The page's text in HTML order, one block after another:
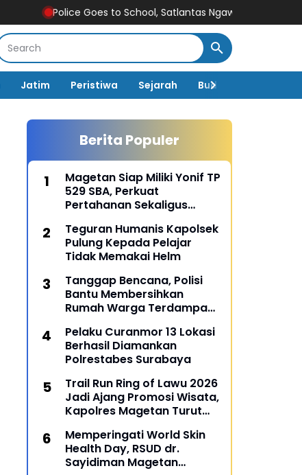
Police Goes to School, Satlantas Ngawi Tanamkan Tertib Lalu
Jatim Peristiwa Sejarah Budaya
Berita Populer
Magetan Siap Miliki Yonif TP
529 SBA, Perkuat
Pertahanan Sekaligus
Daerah
Teguran Humanis Kapolsek
Pulung Kepada Pelajar
Tidak Memakai Helm
Tanggap Bencana, Polisi
Bantu Membersihkan
Rumah Warga Terdampak
Pelaku Curanmor 13 Lokasi
Berhasil Diamankan
Polrestabes Surabaya
Trail Run Ring of Lawu 2026
Jadi Ajang Promosi Wisata,
Kapolres Magetan Turut
Memperingati World Skin
Health Day, RSUD dr.
Sayidiman Magetan